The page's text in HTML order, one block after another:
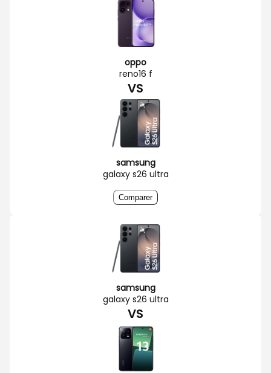
oppo
reno16 f
VS
samsung
galaxy s26 ultra
Comparer
samsung
galaxy s26 ultra
VS